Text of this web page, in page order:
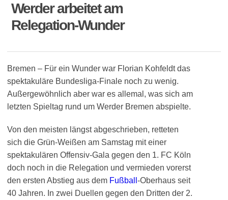
Werder arbeitet am
Relegation-Wunder
Bremen – Für ein Wunder war Florian Kohfeldt das
spektakuläre Bundesliga-Finale noch zu wenig.
Außergewöhnlich aber war es allemal, was sich am
letzten Spieltag rund um Werder Bremen abspielte.
Von den meisten längst abgeschrieben, retteten
sich die Grün-Weißen am Samstag mit einer
spektakulären Offensiv-Gala gegen den 1. FC Köln
doch noch in die Relegation und vermieden vorerst
den ersten Abstieg aus dem Fußball -Oberhaus seit
40 Jahren. In zwei Duellen gegen den Dritten der 2.